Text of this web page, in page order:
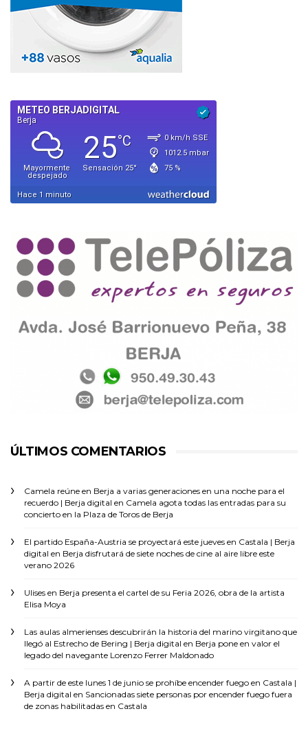
ÚLTIMOS COMENTARIOS
Camela reúne en Berja a varias generaciones en una noche para el
recuerdo | Berja digital en Camela agota todas las entradas para su
concierto en la Plaza de Toros de Berja
El partido España-Austria se proyectará este jueves en Castala | Berja
digital en Berja disfrutará de siete noches de cine al aire libre este
verano 2026
Ulises en Berja presenta el cartel de su Feria 2026, obra de la artista
Elisa Moya
Las aulas almerienses descubrirán la historia del marino virgitano que
llegó al Estrecho de Bering | Berja digital en Berja pone en valor el
legado del navegante Lorenzo Ferrer Maldonado
A partir de este lunes 1 de junio se prohíbe encender fuego en Castala |
Berja digital en Sancionadas siete personas por encender fuego fuera
de zonas habilitadas en Castala